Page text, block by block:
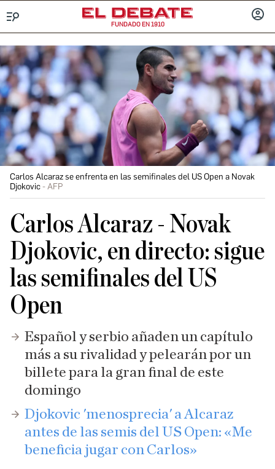
FUNDADO EN 1910
Carlos Alcaraz se enfrenta en las semifinales del US Open a Novak
Djokovic
AFP
Carlos Alcaraz - Novak
Djokovic, en directo: sigue
las semifinales del US
Open
Español y serbio añaden un capítulo
más a su rivalidad y pelearán por un
billete para la gran final de este
domingo
Djokovic 'menosprecia' a Alcaraz
antes de las semis del US Open: «Me
beneficia jugar con Carlos»